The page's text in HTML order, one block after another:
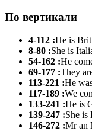
По вертикали
4-112 :He is
8-80 :She is
54-162 :He
69-177 :They
113-221 :He
117-189 :We
133-241 :He is
139-247 :She is
146-272 :Mr an